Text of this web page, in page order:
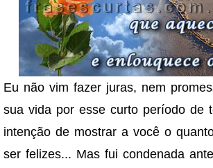
Eu não vim fazer juras, nem
sua vida por esse curto período de
intenção de mostrar a você o
ser felizes... Mas fui condenada